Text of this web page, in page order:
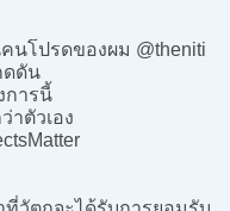
นโปรดของผม @theniti
ดดัน
การนี้
าตัวเอง